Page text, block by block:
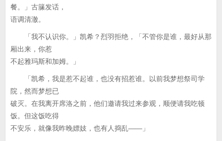
餐。」古籘发话，
语调清澈。
「我不认识你。」凯希？烈羽拒绝，「不管你是谁，最好从那
厢出来，你惹
不起雅玛斯和加姆。」
「凯希，我是惹不起谁，也没有招惹谁。以前我梦想祭司学
院，然而梦想已
破灭。在我离开席洛之前，他们邀请我过来参观，顺便请我吃顿
饭。但这饭吃得
不安乐，就像我昨晚嫖妓，也有人捣乱——」